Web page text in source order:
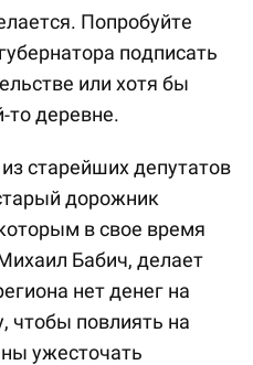
Попробуйте
подписать
или хотя бы
то деревне.
старейших депутатов
дорожник
в свое время
Бабич, делает
нет денег на
чтобы повлиять на
ужесточать